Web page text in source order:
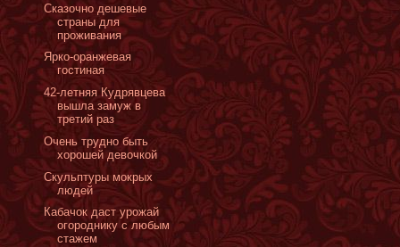
Сказочно дешевые
страны для
проживания
Ярко-оранжевая
гостиная
42-летняя Кудрявцева
вышла замуж в
третий раз
Очень трудно быть
хорошей девочкой
Cкульптуры мокрых
людей
Кабачок даст урожай
огороднику с любым
стажем